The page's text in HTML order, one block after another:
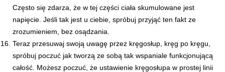
Często się zdarza, że w tej części ciała skumulowane jest
napięcie. Jeśli tak jest u ciebie, spróbuj przyjąć ten fakt ze
zrozumieniem, bez osądzania.
Teraz przesuwaj swoją uwagę przez kręgosłup, kręg po kręgu,
spróbuj poczuć jak tworzą ze sobą tak wspaniale funkcjonującą
całość. Możesz poczuć, że ustawienie kręgosłupa w prostej linii